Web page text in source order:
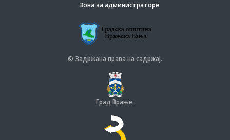
Зона за администраторе
© Задржана права на садржај.
Град Врање.